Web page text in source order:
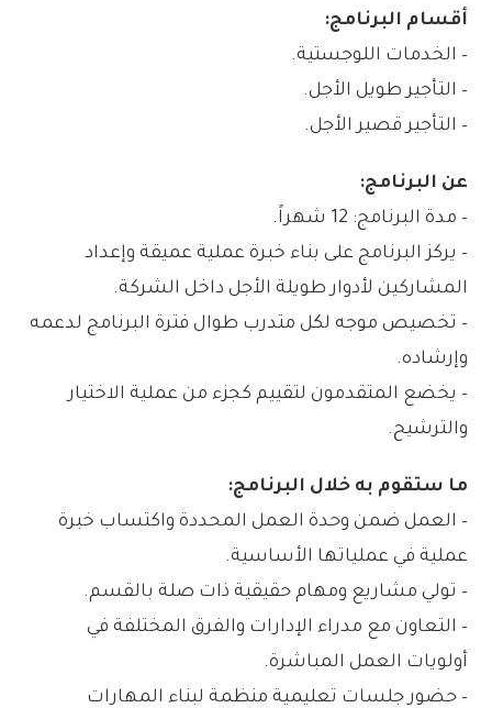
أقسام البرنامج:
– الخدمات اللوجستية.
– التأجير طويل الأجل.
– التأجير قصير الأجل.
عن البرنامج:
– مدة البرنامج: 12 شهراً.
– يركز البرنامج على بناء خبرة عملية عميقة وإعداد
المشاركين لأدوار طويلة الأجل داخل الشركة.
– تخصيص موجه لكل متدرب طوال فترة البرنامج لدعمه
وإرشاده.
– يخضع المتقدمون لتقييم كجزء من عملية الاختيار
والترشيح.
ما ستقوم به خلال البرنامج:
– العمل ضمن وحدة العمل المحددة واكتساب خبرة
عملية في عملياتها الأساسية.
– تولي مشاريع ومهام حقيقية ذات صلة بالقسم.
– التعاون مع مدراء الإدارات والفرق المختلفة في
أولويات العمل المباشرة.
– حضور جلسات تعليمية منظمة لبناء المهارات